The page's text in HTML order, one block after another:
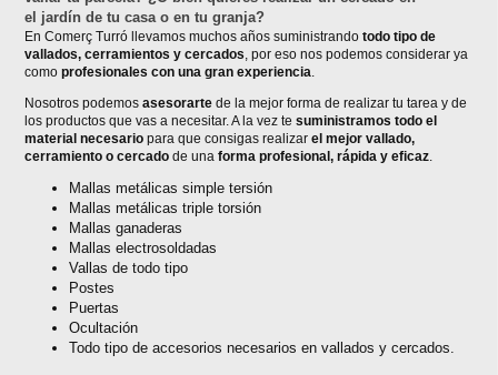
el jardín de tu casa o en tu granja?
En Comerç Turró llevamos muchos años suministrando todo tipo de
vallados, cerramientos y cercados, por eso nos podemos considerar ya
comoprofesionales con una gran experiencia.
Nosotros podemosasesorarte de la mejor forma de realizar tu tarea y de
los productos que vas a necesitar. A la vez tesuministramos todo el
material necesario para que consigas realizarel mejor vallado,
cerramiento o cercado de unaforma profesional, rápida y eficaz.
Mallas metálicas simple tersión
Mallas metálicas triple torsión
Mallas ganaderas
Mallas electrosoldadas
Vallas de todo tipo
Postes
Puertas
Ocultación
Todo tipo de accesorios necesarios en vallados y cercados.